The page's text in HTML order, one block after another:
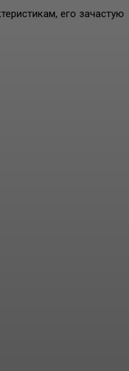
его зачастую